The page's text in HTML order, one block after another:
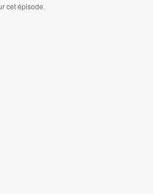
cet épisode.